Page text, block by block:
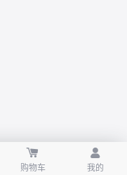

购物车

我的